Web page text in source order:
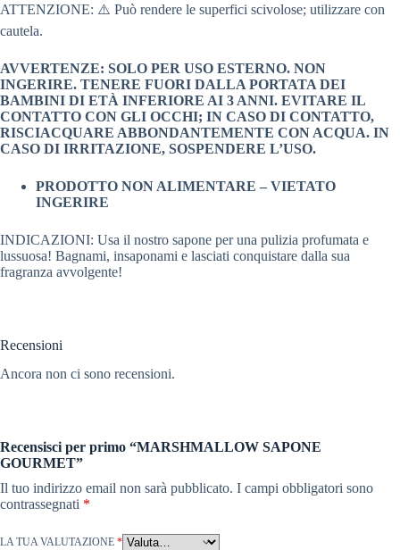
ATTENZIONE: ⚠️ Può rendere le superfici scivolose; utilizzare con
cautela.
AVVERTENZE: SOLO PER USO ESTERNO. NON
INGERIRE. TENERE FUORI DALLA PORTATA DEI
BAMBINI DI ETÀ INFERIORE AI 3 ANNI. EVITARE IL
CONTATTO CON GLI OCCHI; IN CASO DI CONTATTO,
RISCIACQUARE ABBONDANTEMENTE CON ACQUA. IN
CASO DI IRRITAZIONE, SOSPENDERE L’USO.
PRODOTTO NON ALIMENTARE – VIETATO
INGERIRE
INDICAZIONI: Usa il nostro sapone per una pulizia profumata e
lussuosa! Bagnami, insaponami e lasciati conquistare dalla sua
fragranza avvolgente!
Recensioni
Ancora non ci sono recensioni.
Recensisci per primo “MARSHMALLOW SAPONE
GOURMET”
Il tuo indirizzo email non sarà pubblicato. I campi obbligatori sono
contrassegnati *
LA TUA VALUTAZIONE *